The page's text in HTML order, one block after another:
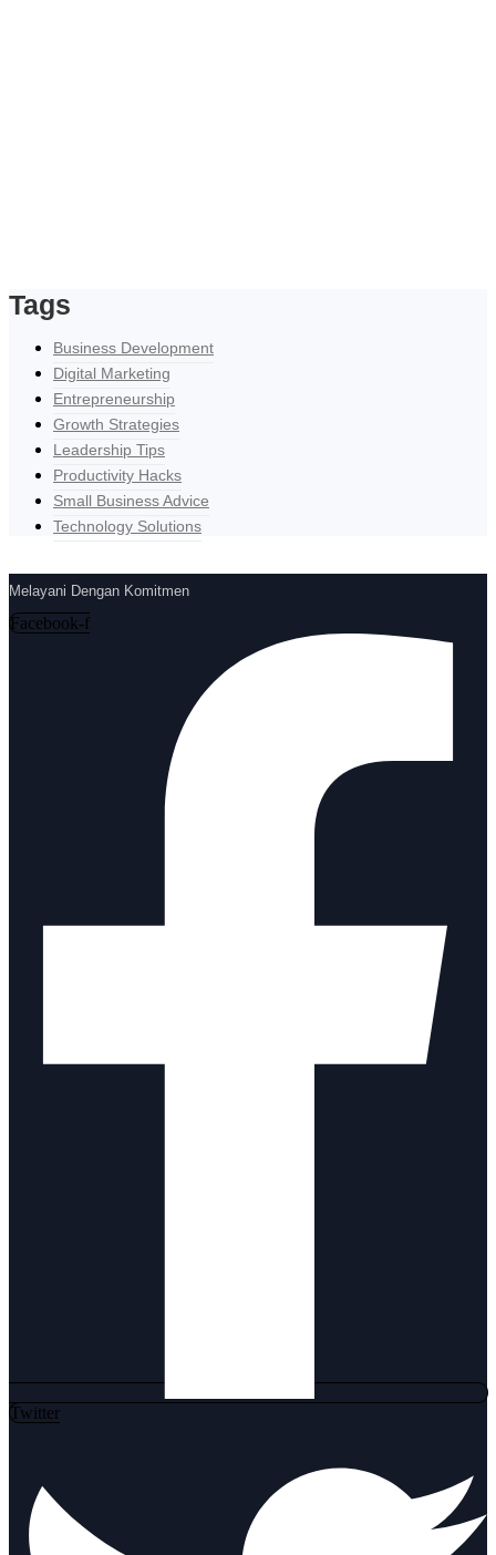
Tags
Business Development
Digital Marketing
Entrepreneurship
Growth Strategies
Leadership Tips
Productivity Hacks
Small Business Advice
Technology Solutions
Melayani Dengan Komitmen
Facebook-f
Twitter